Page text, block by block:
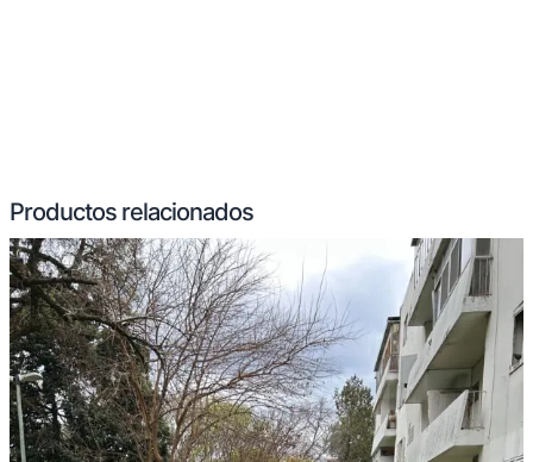
Productos relacionados